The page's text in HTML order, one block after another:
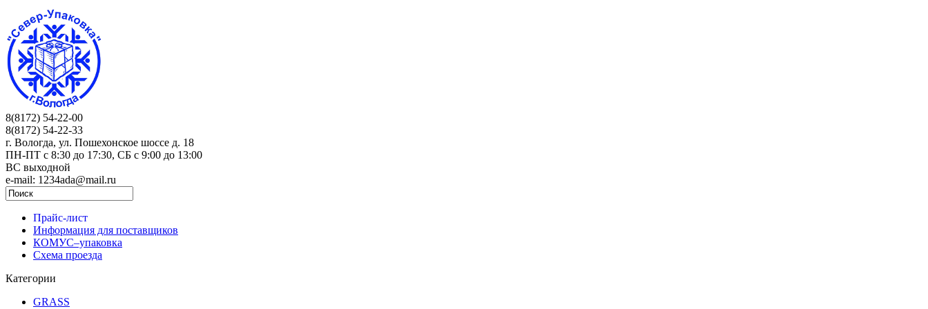
8(8172) 54-22-00
8(8172) 54-22-33
г. Вологда, ул. Пошехонское шоссе д. 18
ПН-ПТ c 8:30 до 17:30, СБ с 9:00 до 13:00
ВС выходной
e-mail: 1234ada@mail.ru
Прайс-лист
Информация для поставщиков
КОМУС–упаковка
Схема проезда
Категории
GRASS